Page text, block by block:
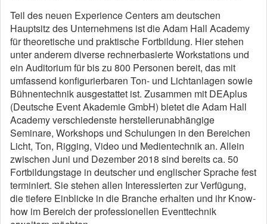
Teil des neuen Experience Centers am deutschen
Hauptsitz des Unternehmens ist die Adam Hall Academy
für theoretische und praktische Fortbildung. Hier stehen
unter anderem diverse rechnerbasierte Workstations und
ein Auditorium für bis zu 800 Personen bereit, das mit
umfassend konfigurierbaren Ton- und Lichtanlagen sowie
Bühnentechnik ausgestattet ist. Zusammen mit DEAplus
(Deutsche Event Akademie GmbH) bietet die Adam Hall
Academy verschiedenste herstellerunabhängige
Seminare, Workshops und Schulungen in den Bereichen
Licht, Ton, Rigging, Video und Medientechnik an. Allein
zwischen Juni und Dezember 2018 sind bereits ca. 50
Fortbildungstage in deutscher und englischer Sprache fest
terminiert. Sie stehen allen Interessierten zur Verfügung,
die tiefere Einblicke in die Branche erhalten und ihr Know-
how im Bereich der professionellen Eventtechnik